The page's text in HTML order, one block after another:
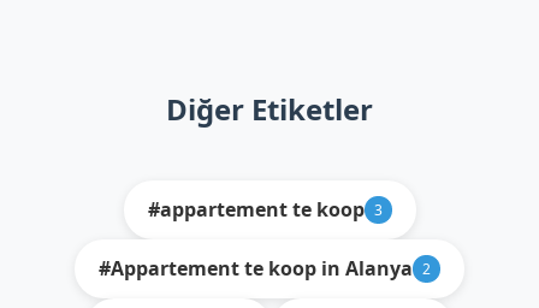
Diğer Etiketler
#appartement te koop 3
#Appartement te koop in Alanya 2